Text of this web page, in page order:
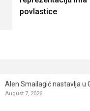
povlastice
Alen Smailagić nastavlja u
August 7, 2026